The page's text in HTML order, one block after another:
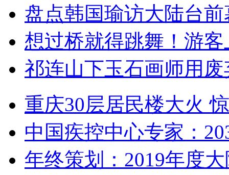
盘点韩国瑜访大陆台
想过桥就得跳舞！游客
祁连山下玉石画师用
重庆30层居民楼大火
中国疾控中心专家：
年终策划：2019年度